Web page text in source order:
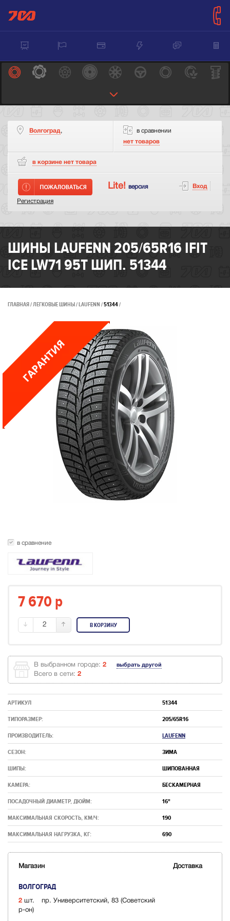
Волгоград,
в сравнении
нет товаров
в корзине нет товара
Lite! версия Вход
Регистрация
ШИНЫ LAUFENN 205/65R16 IFIT
ICE LW71 95T ШИП. 51344
ГЛАВНАЯ ЛЕГКОВЫЕ ШИНЫ LAUFENN 51344
в сравнение
7 670 p
2 В КОРЗИНУ
В выбранном городе: 2 выбрать другой
Всего в сети: 2
АРТИКУЛ 51344
ТИПОРАЗМЕР: 205/65R16
ПРОИЗВОДИТЕЛЬ: LAUFENN
СЕЗОН: ЗИМА
ШИПЫ: ШИПОВАННАЯ
КАМЕРА: БЕСКАМЕРНАЯ
ПОСАДОЧНЫЙ ДИАМЕТР, ДЮЙМ: 16"
МАКСИМАЛЬНАЯ СКОРОСТЬ, КМ/Ч: 190
МАКСИМАЛЬНАЯ НАГРУЗКА, КГ: 690
Магазин Доставка
ВОЛГОГРАД
2 шт.
пр. Университетский, 83 (Советский
р-он)